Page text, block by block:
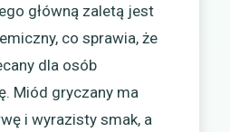
główną zaletą jest
co sprawia, że
dla osób
Miód gryczany ma
i wyrazisty smak, a